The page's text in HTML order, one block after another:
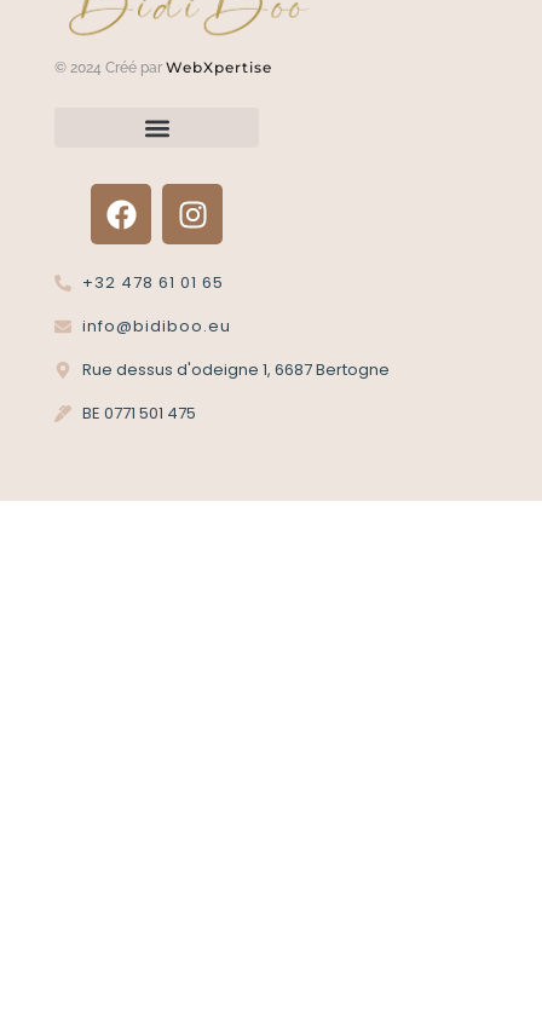
© 2024 Créé par WebXpertise
+32 478 61 01 65
info@bidiboo.eu
Rue dessus d'odeigne 1, 6687 Bertogne
BE 0771 501 475